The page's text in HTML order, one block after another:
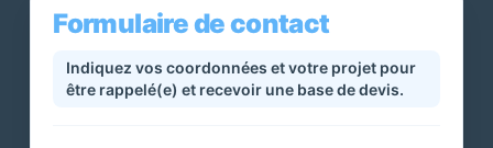
Formulaire de contact
Indiquez vos coordonnées et votre projet pour
être rappelé(e) et recevoir une base de devis.